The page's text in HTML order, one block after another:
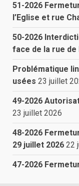
51-2026
l’Eglise et rue
50-2026
face de la rue de
Problématique
usées 23 juillet
49-2026
23 juillet 2026
48-2026
29 juillet 2026 22
47-2026